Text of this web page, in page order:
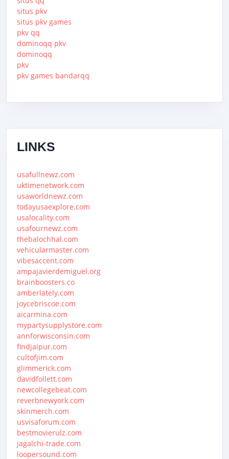
situs pkv
situs pkv games
pkv qq
dominoqq pkv
dominoqq
pkv
pkv games bandarqq
LINKS
usafullnewz.com
uktimenetwork.com
usaworldnewz.com
todayusaexplore.com
usalocality.com
usafournewz.com
thebalochhal.com
vehicularmaster.com
vibesaccent.com
ampajavierdemiguel.org
brainboosters.co
amberlately.com
joycebriscoe.com
aicarmina.com
mypartysupplystore.com
annforwisconsin.com
findjaipur.com
cultofjim.com
glimmerick.com
davidfollett.com
newcollegebeat.com
reverbnewyork.com
skinmerch.com
usvisaforum.com
bestmovierulz.com
jagalchi-trade.com
loopersound.com